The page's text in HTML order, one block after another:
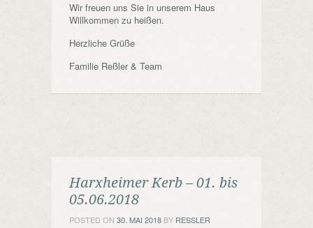
Wir freuen uns Sie in unserem Haus
Willkommen zu heißen.
Herzliche Grüße
Familie Reßler & Team
Harxheimer Kerb – 01. bis
05.06.2018
POSTED ON 30. MAI 2018 BY RESSLER